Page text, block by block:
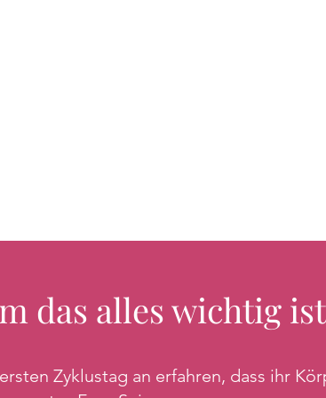
das alles wichtig
Zyklustag an erfahren, dass ihr